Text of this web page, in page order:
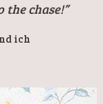
the chase!”
ich